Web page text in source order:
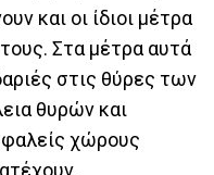
και οι ίδιοι μέτρα
Στα μέτρα αυτά
στις θύρες των
θυρών και
χώρους